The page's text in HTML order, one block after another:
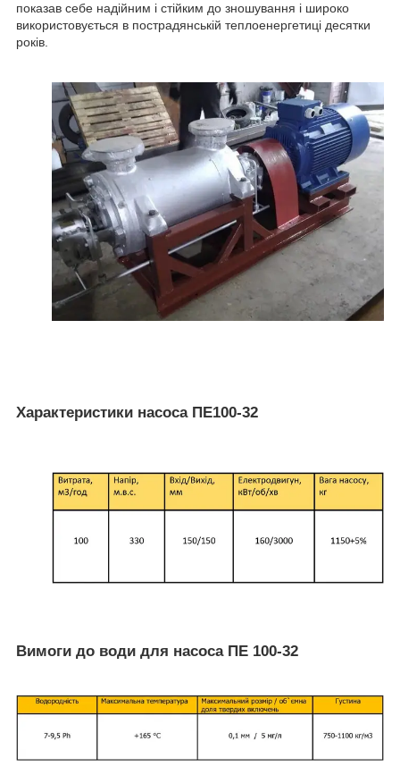
показав себе надійним і стійким до зношування і широко
використовується в пострадянській теплоенергетиці десятки
років.
Характеристики насоса ПЕ100-32
Вимоги до води для насоса ПЕ 100-32